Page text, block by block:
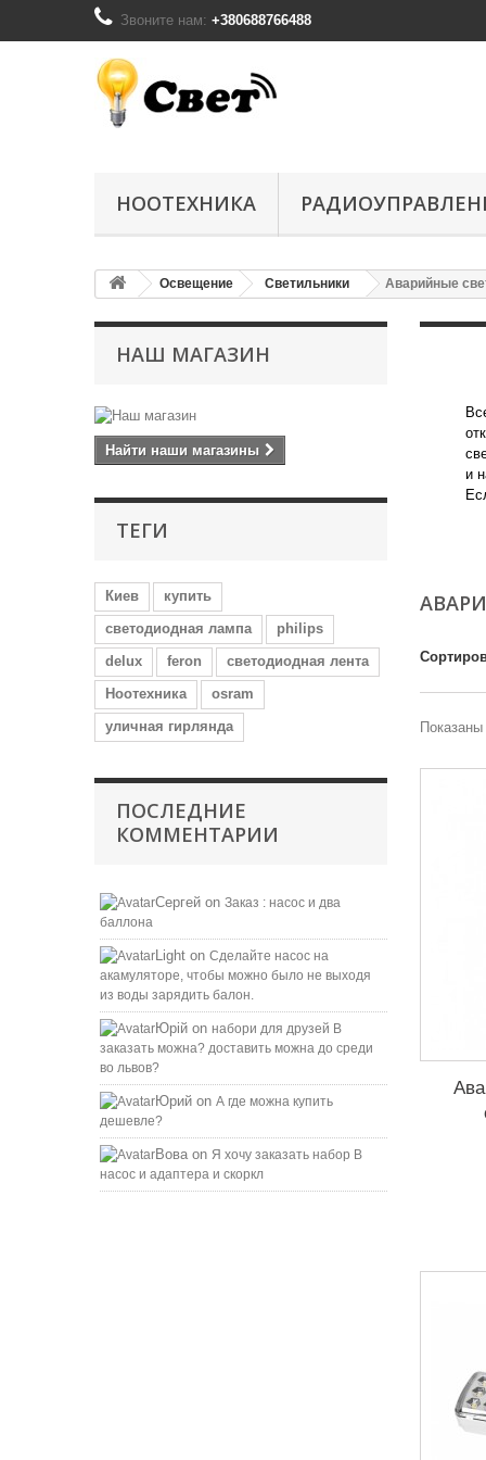
Звоните нам: +380688766488
НООТЕХНИКА
Освещение Светильники Аварийные
НАШ МАГАЗИН
Найти наши магазины
ТЕГИ
Киев
купить
светодиодная лампа
philips
delux
feron
светодиодная лента
Ноотехника
osram
уличная гирлянда
ПОСЛЕДНИЕ
КОММЕНТАРИИ
Сергей on Заказ : насос и два
баллона
Light on Сделайте насос на
акамуляторе, чтобы можно было не выходя
из воды зарядить балон.
Юрій on набори для друзей B
заказать можна? доставить можна до среди
во львов?
Юрий on А где можна купить
дешевле?
Вова on Я хочу заказать набор B
насос и адаптера и скоркл
и